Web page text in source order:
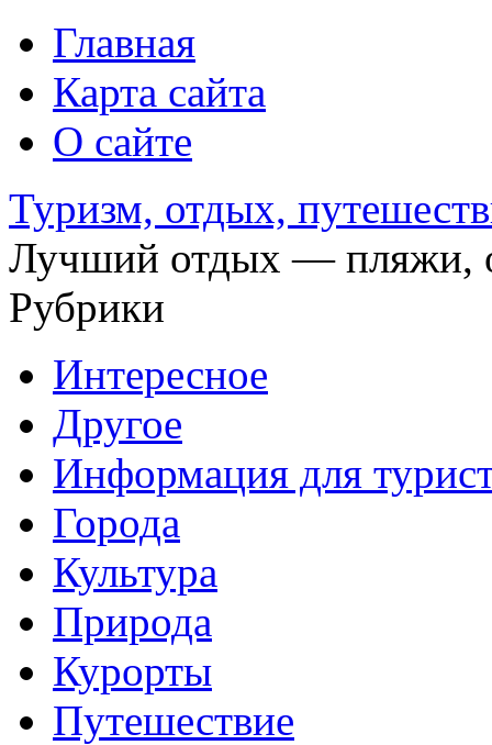
Главная
Карта сайта
О сайте
Туризм, отдых,
Лучший отдых — пляжи,
Рубрики
Интересное
Другое
Информация для
Города
Культура
Природа
Курорты
Путешествие